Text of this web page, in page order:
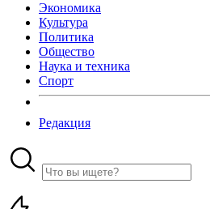
Экономика
Культура
Политика
Общество
Наука и техника
Спорт
Редакция